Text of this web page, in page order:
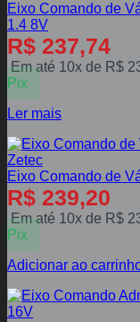
Eixo Comando de
1.4 8V
R$ 237,74
Em até 10x de R$
Pix
Ler mais
Eixo Comando de
R$ 239,20
Em até 10x de R$
Pix
Adicionar ao